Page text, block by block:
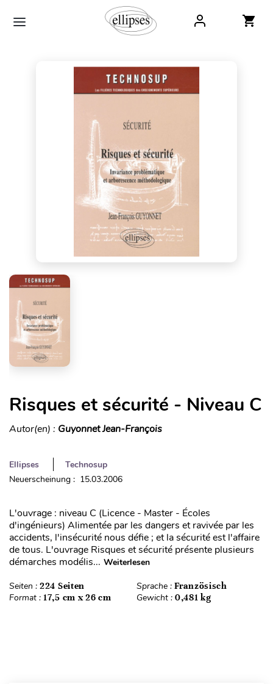
Risques et sécurité - Niveau C
Autor(en) : Guyonnet Jean-François
Ellipses
Technosup
Neuerscheinung : 15.03.2006
L'ouvrage : niveau C (Licence - Master - Écoles
d'ingénieurs) Alimentée par les dangers et ravivée par les
accidents, l'insécurité nous défie ; et la sécurité est l'affaire
de tous. L'ouvrage Risques et sécurité présente plusieurs
démarches modélis... Weiterlesen
Seiten : 224 Seiten Sprache : Französisch
Format : 17,5 cm x 26 cm Gewicht : 0,481 kg